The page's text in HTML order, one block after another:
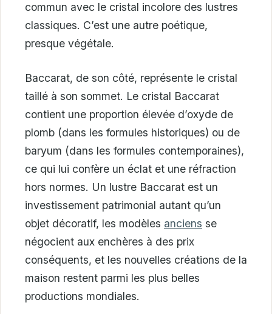
commun avec le cristal incolore des lustres
classiques. C’est une autre poétique,
presque végétale.
Baccarat, de son côté, représente le cristal
taillé à son sommet. Le cristal Baccarat
contient une proportion élevée d’oxyde de
plomb (dans les formules historiques) ou de
baryum (dans les formules contemporaines),
ce qui lui confère un éclat et une réfraction
hors normes. Un lustre Baccarat est un
investissement patrimonial autant qu’un
objet décoratif, les modèles anciens se
négocient aux enchères à des prix
conséquents, et les nouvelles créations de la
maison restent parmi les plus belles
productions mondiales.